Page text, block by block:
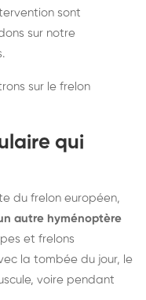
sont
sur notre
.
sur le frelon
qui
du frelon européen,
autre hyménoptère
et frelons
la tombée du jour, le
voire pendant